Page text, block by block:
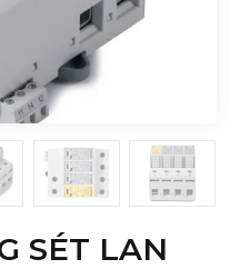
SÉT LAN